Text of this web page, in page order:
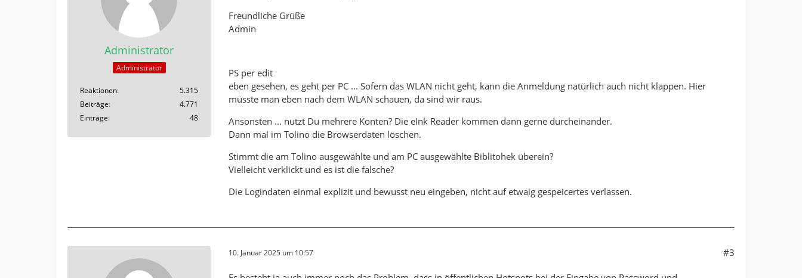
Administrator
Administrator
Reaktionen
5.315
Beiträge
4.771
Einträge
48
Freundliche Grüße
Admin
PS per edit
eben gesehen, es geht per PC ... Sofern das WLAN nicht geht, kann die Anmeldung natürlich auch nicht klappen. Hier
müsste man eben nach dem WLAN schauen, da sind wir raus.
Ansonsten ... nutzt Du mehrere Konten? Die eInk Reader kommen dann gerne durcheinander.
Dann mal im Tolino die Browserdaten löschen.
Stimmt die am Tolino ausgewählte und am PC ausgewählte Biblitohek überein?
Vielleicht verklickt und es ist die falsche?
Die Logindaten einmal explizit und bewusst neu eingeben, nicht auf etwaig gespeicertes verlassen.
10. Januar 2025 um 10:57 #3